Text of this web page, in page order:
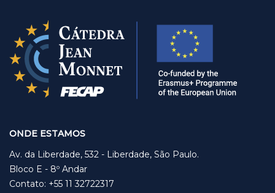
ONDE ESTAMOS
Av. da Liberdade, 532 - Liberdade, São Paulo.
Bloco E - 8º Andar
Contato: +55 11 32722317